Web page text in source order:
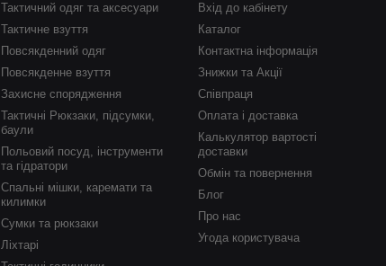
Тактичний одяг та аксесуари
Тактичне взуття
Повсякденний одяг
Повсякденне взуття
Захисне спорядження
Тактичні Рюкзаки, підсумки,
баули
Польовий посуд, інструменти
та гідратори
Спальні мішки, каремати та
килимки
Сумки та рюкзаки
Ліхтарі
Вхід до кабінету
Каталог
Контактна інформація
Знижки та Акції
Співпраця
Оплата і доставка
Калькулятор вартості
доставки
Обмін та повернення
Блог
Про нас
Угода користувача